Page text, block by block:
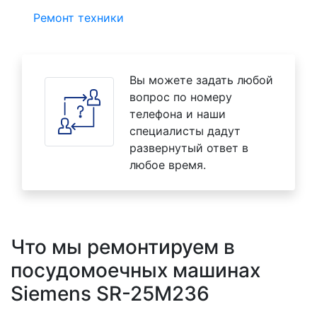
Ремонт техники
Вы можете задать любой
вопрос по номеру
телефона и наши
специалисты дадут
развернутый ответ в
любое время.
Что мы ремонтируем в
посудомоечных машинах
Siemens SR-25M236